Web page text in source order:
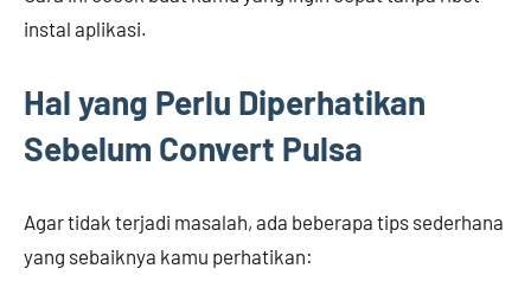
instal aplikasi.
Hal yang Perlu Diperhatikan
Sebelum Convert Pulsa
Agar tidak terjadi masalah, ada beberapa tips sederhana
yang sebaiknya kamu perhatikan: